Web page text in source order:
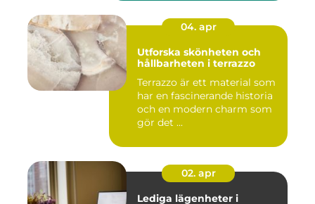
04. apr
Utforska skönheten och
hållbarheten i terrazzo
Terrazzo är ett material som
har en fascinerande historia
och en modern charm som
gör det ...
02. apr
Lediga lägenheter i